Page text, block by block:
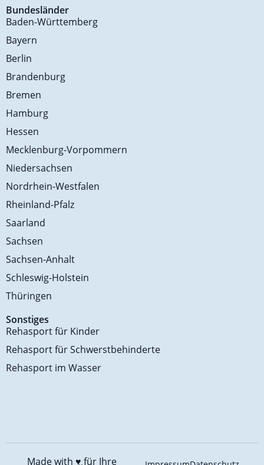
Bundesländer
Baden-Württemberg
Bayern
Berlin
Brandenburg
Bremen
Hamburg
Hessen
Mecklenburg-Vorpommern
Niedersachsen
Nordrhein-Westfalen
Rheinland-Pfalz
Saarland
Sachsen
Sachsen-Anhalt
Schleswig-Holstein
Thüringen
Sonstiges
Rehasport für Kinder
Rehasport für Schwerstbehinderte
Rehasport im Wasser
Made with ♥️für Ihre